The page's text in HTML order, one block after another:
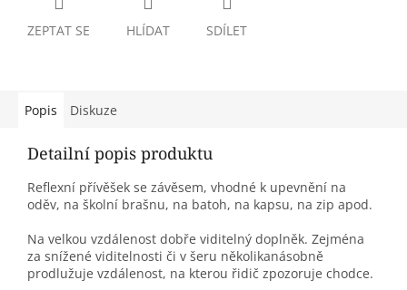
ZEPTAT SE HLÍDAT SDÍLET
Popis Diskuze
Detailní popis produktu
Reflexní přívěšek se závěsem, vhodné k upevnění na
oděv, na školní brašnu, na batoh, na kapsu, na zip apod.
Na velkou vzdálenost dobře viditelný doplněk. Zejména
za snížené viditelnosti či v šeru několikanásobně
prodlužuje vzdálenost, na kterou řidič zpozoruje chodce.